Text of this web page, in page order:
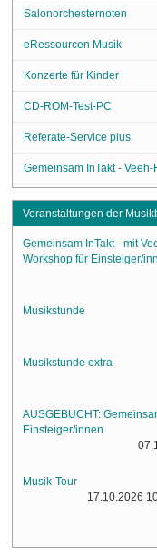
Salonorchesternoten
eRessourcen Musik
Konzerte für Kinder
CD-ROM-Test-PC
Referate-Service plus
Gemeinsam InTakt -
Veranstaltungen der
Gemeinsam InTakt - mit
Workshop für Einsteiger/
Musikstunde
Musikstunde extra
AUSGEBUCHT:
Einsteiger/innen
Musik-Tour
17.10.2026